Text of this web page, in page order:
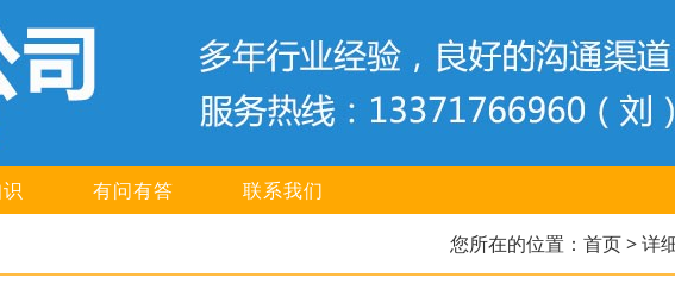
有问有答 联系我们
您所在的位置： 首页> 详